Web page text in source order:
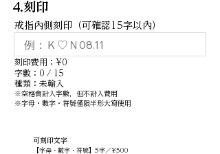
戒指內側刻印（可確認15字以內）
字數：0 / 15
刻印費用：¥0
※空格會計入字數，但不計入費用
※字母・數字・符號僅限半形大寫使用
可刻印文字
【字母・數字・符號】5字／¥500
種類：未輸入
4.刻印